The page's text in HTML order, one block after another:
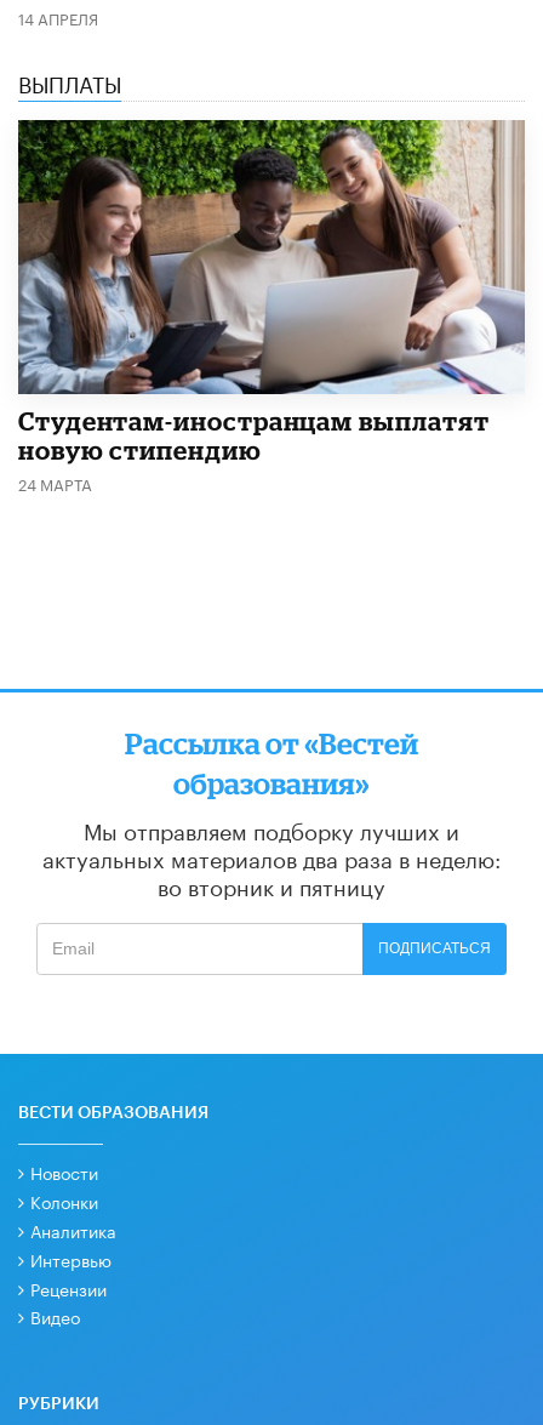
14 АПРЕЛЯ
ВЫПЛАТЫ
Студентам-иностранцам выплатят
новую стипендию
24 МАРТА
Рассылка от «Вестей
образования»
Мы отправляем подборку лучших и
актуальных материалов два раза в неделю:
во вторник и пятницу
ПОДПИСАТЬСЯ
ВЕСТИ ОБРАЗОВАНИЯ
Новости
Колонки
Аналитика
Интервью
Рецензии
Видео
РУБРИКИ